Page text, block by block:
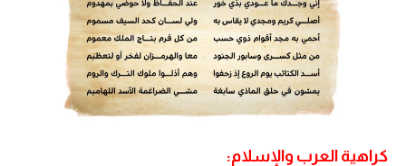
كراهية العرب والإسلام: